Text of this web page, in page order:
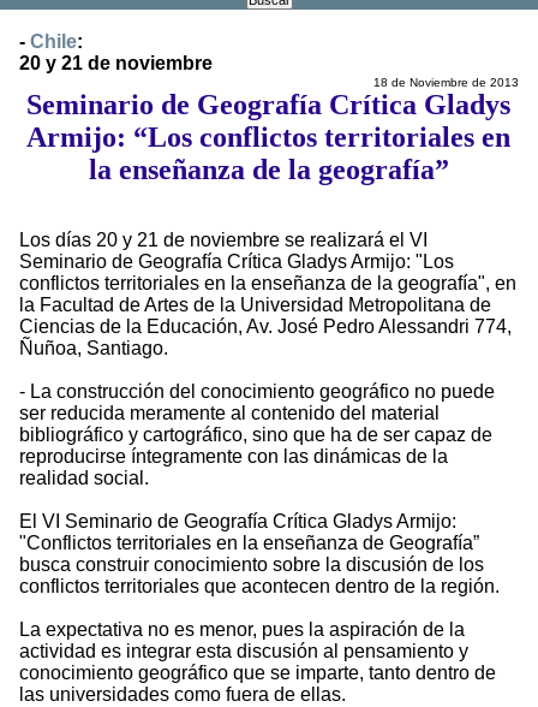
- Chile:
20 y 21 de noviembre
18 de Noviembre de 2013
Seminario de Geografía Crítica Gladys
Armijo: “Los conflictos territoriales en
la enseñanza de la geografía”
Los días 20 y 21 de noviembre se realizará el VI
Seminario de Geografía Crítica Gladys Armijo: "Los
conflictos territoriales en la enseñanza de la geografía", en
la Facultad de Artes de la Universidad Metropolitana de
Ciencias de la Educación, Av. José Pedro Alessandri 774,
Ñuñoa, Santiago.
- La construcción del conocimiento geográfico no puede
ser reducida meramente al contenido del material
bibliográfico y cartográfico, sino que ha de ser capaz de
reproducirse íntegramente con las dinámicas de la
realidad social.
El VI Seminario de Geografía Crítica Gladys Armijo:
"Conflictos territoriales en la enseñanza de Geografía”
busca construir conocimiento sobre la discusión de los
conflictos territoriales que acontecen dentro de la región.
La expectativa no es menor, pues la aspiración de la
actividad es integrar esta discusión al pensamiento y
conocimiento geográfico que se imparte, tanto dentro de
las universidades como fuera de ellas.